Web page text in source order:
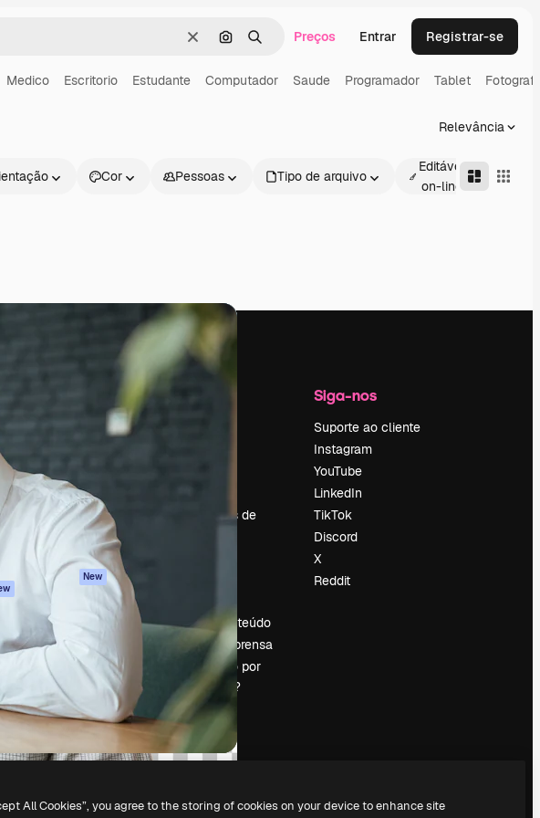
LimparPesquisar por imagem
BuscarPreços Entrar Registrar-se
Medico Escritorio Estudante Computador Saude Programador Tablet
Relevância
Cor Pessoas Tipo de arquivo
Editável
on-line
Atendimento
Termos e
condições
Política de
privacidade
Originais
New
Política de cookies
Central de
confiabilidade
Afiliados
Empresas
Tendências de
Vender conteúdo
Sala de imprensa
Procurando por
magnific.ai?
Siga-nos
Suporte ao cliente
Instagram
YouTube
LinkedIn
TikTok
Discord
X
Reddit
.
All Cookies”, you agree to the storing of cookies on your device to enhance site